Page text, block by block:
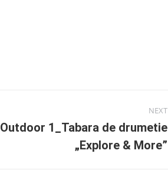
NEXT
Outdoor 1_Tabara de drumetie
„Explore & More”